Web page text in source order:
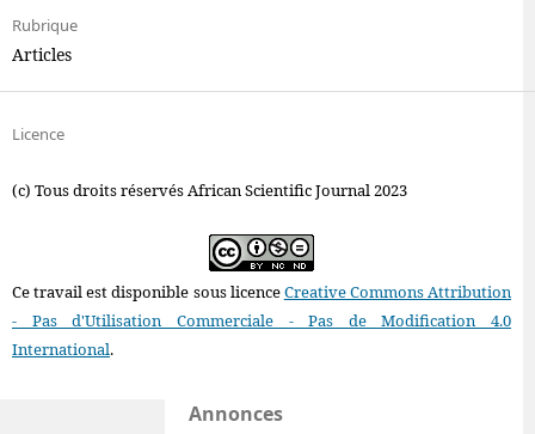
Rubrique
Articles
Licence
(c) Tous droits réservés African Scientific Journal 2023
Ce travail est disponible sous licenceCreative Commons Attribution
- Pas d'Utilisation Commerciale - Pas de Modification 4.0
International.
Annonces